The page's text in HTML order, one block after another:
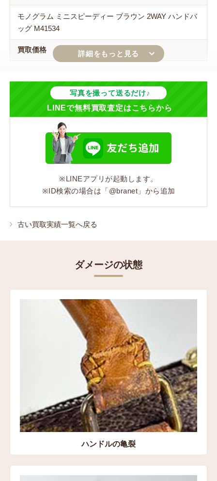
モノグラム ミニスピーディー ブラウン 2WAY ハンドバ
ッグ M41534
買取価格
シリーズ
モノグラム
コンディション
写真を撮って送るだけ♪
LINEで無料買取査定はこちらから
※LINEアプリが起動します。
※ID検索の場合は「@branet」から追加
古い買取実績一覧へ戻る
ダメージの状態
ハンドルの亀裂